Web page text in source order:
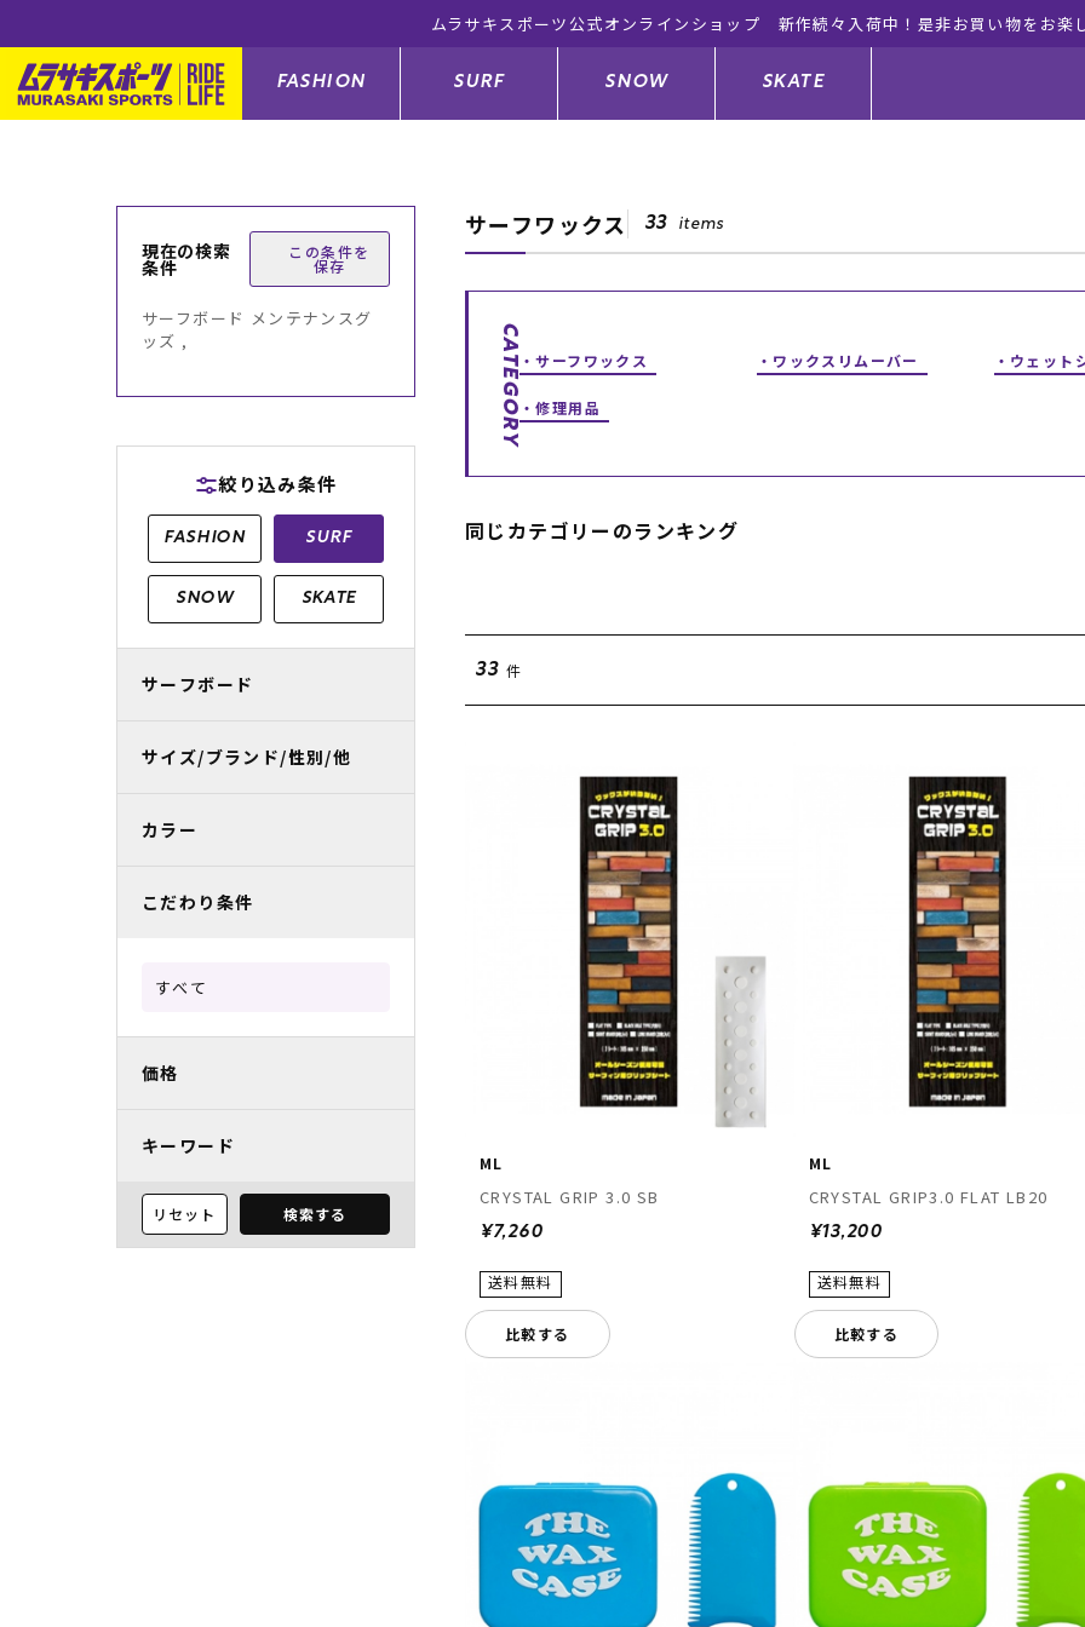
ムラサキスポーツ公式オンラインショップ 新作続々入荷中！是非お買い物をお
FASHION
アウター/ジャケット トップス
ボトムス シューズ サンダル
ファッショングッズ
メンズ水着
レディースラッシュガード
FASHION TOP
SURF
サーフボード ウェットスーツ
サーフィングッズ サーフボードメンテナンスグッズ キッズサーフィン
スキムボード
GO ボディーボード
SNOW
スノーボード板 バインディング
スノーボードブーツ スノーボードセット スノーボードウェア
スノーボードグローブ
キッズスノーボードセット
スノーボード レンタル
SNOW TOP
SKATE
スケートボード キッズスケートボード
スケートボードパーツ スケートボードグッズ
スケートボードメンテナンスグッ
ズ
サーフワックス 33 items
CATEGORY サーフワックス ワックスリムーバー ウェット
修理用品
同じカテゴリーのランキング
33 件
ML
CRYSTAL GRIP 3.0 SB
¥7,260
比較する
ML
CRYSTAL GRIP3.0 FLAT LB20
¥13,200
比較する
現在の検索
条件
この条件を
保存
サーフボード メンテナンスグ
ッズ ,
絞り込み条件
FASHION SURF
SNOW SKATE
サーフボード
サイズ/ブランド/性別/他
カラー
こだわり条件
すべて
価格
キーワード
リセット 検索する